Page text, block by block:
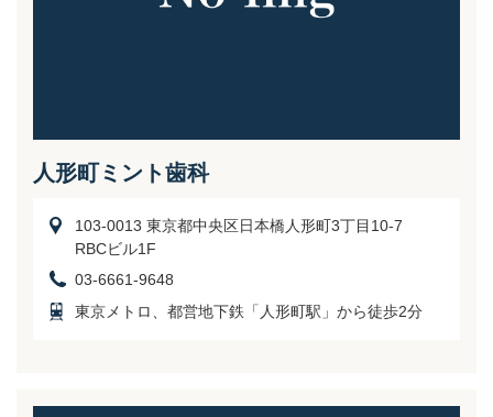
人形町ミント歯科
103-0013 東京都中央区日本橋人形町3丁目10-7
RBCビル1F
03-6661-9648
東京メトロ、都営地下鉄「人形町駅」から徒歩2分